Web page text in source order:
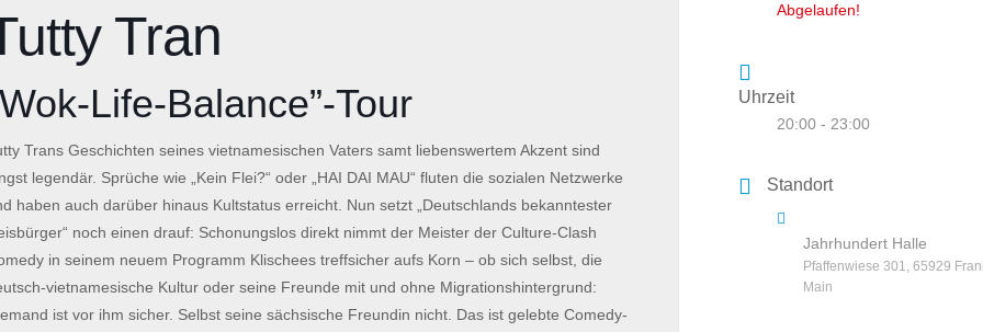
Tran
Life-Balance”-Tour
Trans Geschichten seines vietnamesischen Vaters samt liebenswertem Akzent sind
legendär. Sprüche wie „Kein Flei?“ oder „HAI DAI MAU“ fluten die sozialen Netzwerke
haben auch darüber hinaus Kultstatus erreicht. Nun setzt „Deutschlands bekanntester
noch einen drauf: Schonungslos direkt nimmt der Meister der Culture-Clash
in seinem neuem Programm Klischees treffsicher aufs Korn – ob sich selbst, die
vietnamesische Kultur oder seine Freunde mit und ohne Migrationshintergrund:
ist vor ihm sicher. Selbst seine sächsische Freundin nicht. Das ist gelebte Comedy-
Abgelaufen!
Uhrzeit
20:00 - 23:00
Standort
Jahrhundert Halle
Pfaffenwiese 301, 65929
Main